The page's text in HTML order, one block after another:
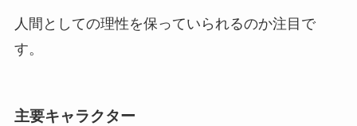
人間としての理性を保っていられるのか注目で
す。
主要キャラクター